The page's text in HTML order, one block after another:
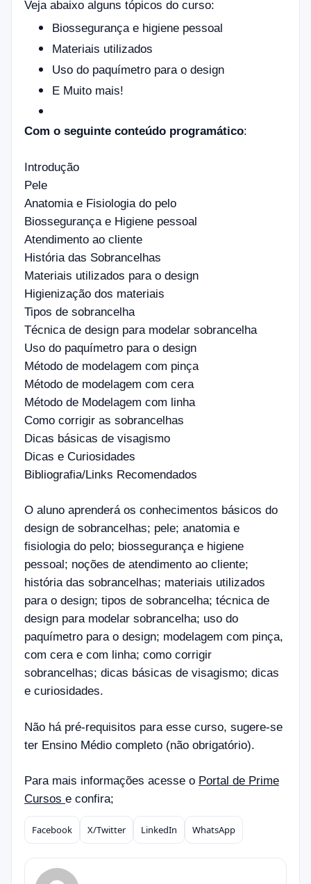
Veja abaixo alguns tópicos do curso:
Biossegurança e higiene pessoal
Materiais utilizados
Uso do paquímetro para o design
E Muito mais!
Com o seguinte conteúdo programático:
Introdução
Pele
Anatomia e Fisiologia do pelo
Biossegurança e Higiene pessoal
Atendimento ao cliente
História das Sobrancelhas
Materiais utilizados para o design
Higienização dos materiais
Tipos de sobrancelha
Técnica de design para modelar sobrancelha
Uso do paquímetro para o design
Método de modelagem com pinça
Método de modelagem com cera
Método de Modelagem com linha
Como corrigir as sobrancelhas
Dicas básicas de visagismo
Dicas e Curiosidades
Bibliografia/Links Recomendados
O aluno aprenderá os conhecimentos básicos do
design de sobrancelhas; pele; anatomia e
fisiologia do pelo; biossegurança e higiene
pessoal; noções de atendimento ao cliente;
história das sobrancelhas; materiais utilizados
para o design; tipos de sobrancelha; técnica de
design para modelar sobrancelha; uso do
paquímetro para o design; modelagem com pinça,
com cera e com linha; como corrigir
sobrancelhas; dicas básicas de visagismo; dicas
e curiosidades.
Não há pré-requisitos para esse curso, sugere-se
ter Ensino Médio completo (não obrigatório).
Para mais informações acesse o Portal de Prime
Cursos e confira;
Compartilhar
Facebook X/Twitter LinkedIn WhatsApp